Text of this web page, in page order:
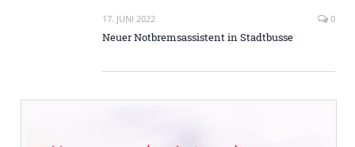
17. JUNI 2022 0
Neuer Notbremsassistent in Stadtbusse